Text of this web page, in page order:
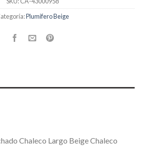
Plumifero Beige
Chaleco Largo Beige Chaleco